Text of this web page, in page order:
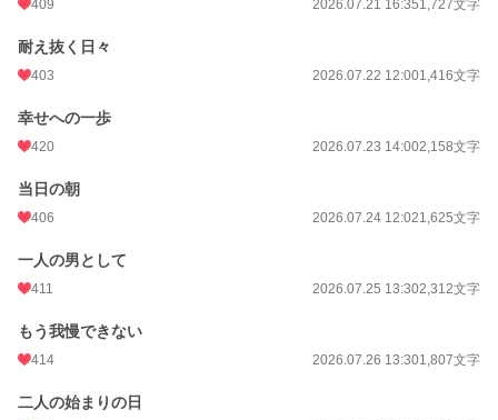
409 2026.07.21 16:351,727文字
耐え抜く日々
403 2026.07.22 12:001,416文字
幸せへの一歩
420 2026.07.23 14:002,158文字
当日の朝
406 2026.07.24 12:021,625文字
一人の男として
411 2026.07.25 13:302,312文字
もう我慢できない
414 2026.07.26 13:301,807文字
二人の始まりの日